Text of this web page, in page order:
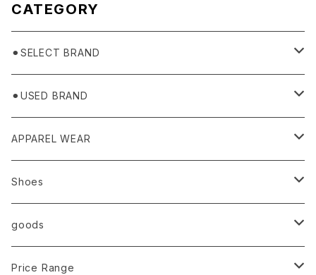
CATEGORY
⚫︎SELECT BRAND
BASICKS
HUMMEL 00
⚫︎USED BRAND
Domestic
Ancellm
AURALEE
Import
ANN DEMEULEMEESTER
ARMANI / EXCHANGE / JEANS
APPAREL WEAR
TOPS
T-SHIRTS (Tシャツ）
LSV (長袖Tシャツ）
OUTER
BLOUSON (ブルゾン）
BOTTOMS
Shoes
Sneaker
Leather shoes
goods
Eye wear
Price Range